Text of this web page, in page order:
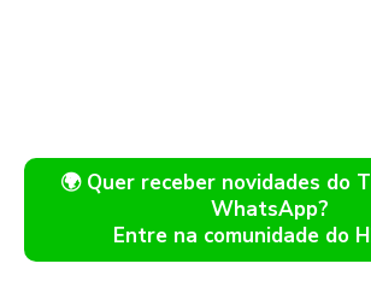
🌍 Quer receber novidades do
WhatsApp?
Entre na comunidade do